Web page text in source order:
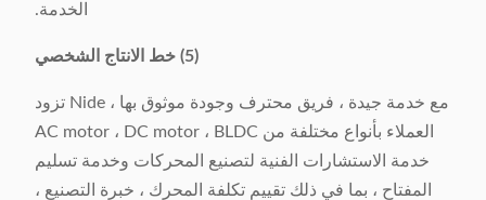
الخدمة.
(5) خط الانتاج الشخصي
مع خدمة جيدة ، فريق محترف وجودة موثوق بها ، Nide تزود
العملاء بأنواع مختلفة من AC motor ، DC motor ، BLDC
خدمة الاستشارات الفنية لتصنيع المحركات وخدمة تسليم
المفتاح ، بما في ذلك تقييم تكلفة المحرك ، خبرة التصنيع ،